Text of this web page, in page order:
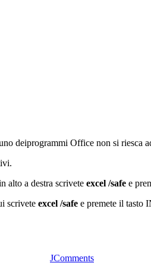
deiprogrammi Office non si riesca
alto a destra scrivete excel /safe e
scrivete excel /safe e premete il tasto
JComments